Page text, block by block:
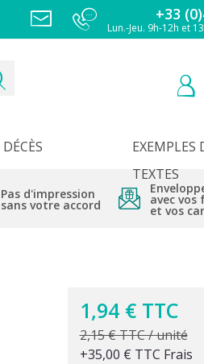
+33
Lun.-Jeu. 9h-12h et
DÉCÈS
EXEMPLES
TEXTES
Pas d'impression
sans votre accord avec
et vos
1,94 € TTC
2,15 € TTC / unité
+35,00 € TTC Frais